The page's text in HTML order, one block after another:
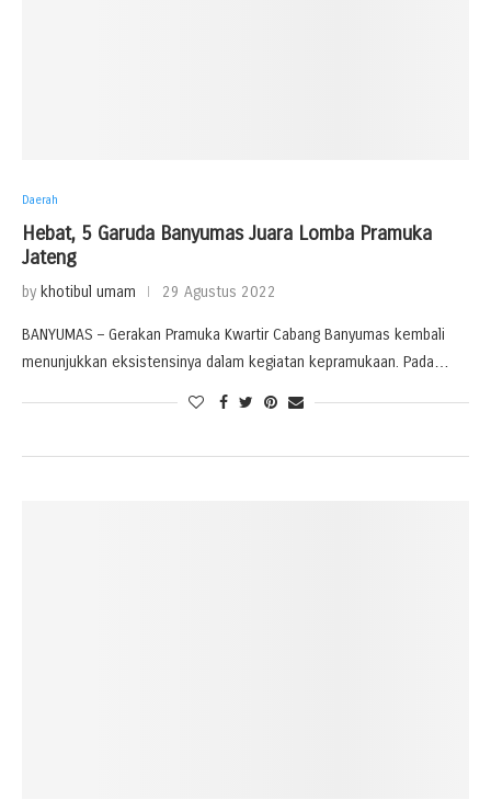
Daerah
Hebat, 5 Garuda Banyumas Juara Lomba Pramuka
Jateng
by khotibul umam 29 Agustus 2022
BANYUMAS – Gerakan Pramuka Kwartir Cabang Banyumas kembali
menunjukkan eksistensinya dalam kegiatan kepramukaan. Pada…